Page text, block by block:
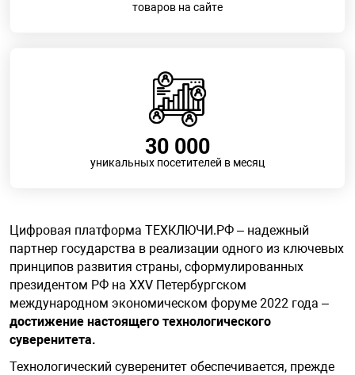
товаров на сайте
30 000
уникальных посетителей в месяц
Цифровая платформа ТЕХКЛЮЧИ.РФ – надежный
партнер государства в реализации одного из ключевых
принципов развития страны, сформулированных
президентом РФ на XXV Петербургском
международном экономическом форуме 2022 года –
достижение настоящего технологического
суверенитета.
Технологический суверенитет обеспечивается, прежде